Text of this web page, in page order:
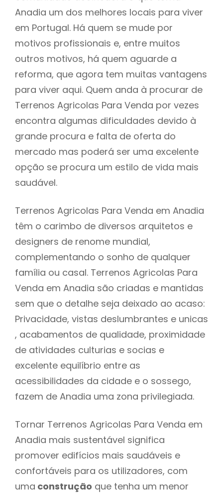
Anadia um dos melhores locais para viver
em Portugal. Há quem se mude por
motivos profissionais e, entre muitos
outros motivos, há quem aguarde a
reforma, que agora tem muitas vantagens
para viver aqui. Quem anda à procurar de
Terrenos Agricolas Para Venda por vezes
encontra algumas dificuldades devido à
grande procura e falta de oferta do
mercado mas poderá ser uma excelente
opção se procura um estilo de vida mais
saudável.
Terrenos Agricolas Para Venda em Anadia
têm o carimbo de diversos arquitetos e
designers de renome mundial,
complementando o sonho de qualquer
família ou casal. Terrenos Agricolas Para
Venda em Anadia são criadas e mantidas
sem que o detalhe seja deixado ao acaso:
Privacidade, vistas deslumbrantes e unicas
, acabamentos de qualidade, proximidade
de atividades culturias e socias e
excelente equilíbrio entre as
acessibilidades da cidade e o sossego,
fazem de Anadia uma zona privilegiada.
Tornar Terrenos Agricolas Para Venda em
Anadia mais sustentável significa
promover edifícios mais saudáveis e
confortáveis para os utilizadores, com
uma construção que tenha um menor